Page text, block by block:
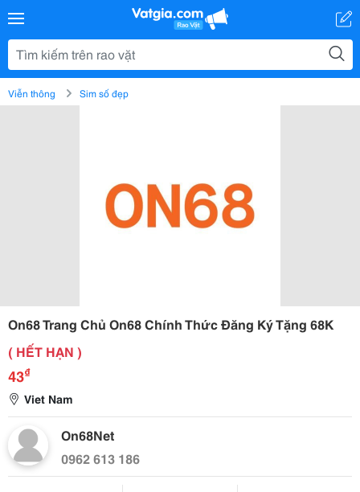
Viễn thông Sim số đẹp
On68 Trang Chủ On68 Chính Thức Đăng Ký Tặng 68K
( HẾT HẠN )
43₫
Viet Nam
On68Net
0962 613 186